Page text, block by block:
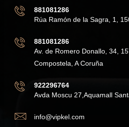
881081286
Rúa Ramón de la Sagra, 1,
881081286
Av. de Romero Donallo, 34,
Compostela, A Coruña
922296764
Avda Moscu 27,Aquamall
info@vipkel.com